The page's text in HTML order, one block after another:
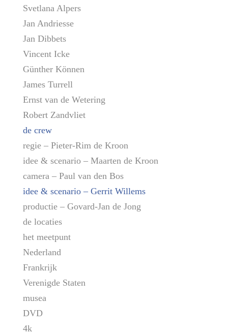
Svetlana Alpers
Jan Andriesse
Jan Dibbets
Vincent Icke
Günther Können
James Turrell
Ernst van de Wetering
Robert Zandvliet
de crew
regie – Pieter-Rim de Kroon
idee & scenario – Maarten de Kroon
camera – Paul van den Bos
idee & scenario – Gerrit Willems
productie – Govard-Jan de Jong
de locaties
het meetpunt
Nederland
Frankrijk
Verenigde Staten
musea
DVD
4k